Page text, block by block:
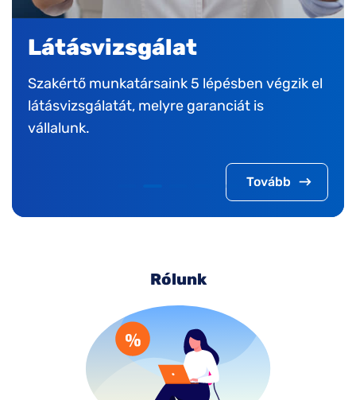
Garanciák
Számunkra a legfontosabb a vásárlóink
elégedettsége. Ismerje meg ön is a garancia
részleteit!
Tovább
Rólunk